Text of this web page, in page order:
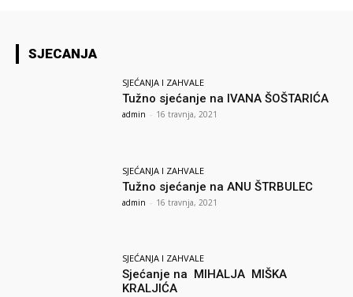
SJECANJA
SJEĆANJA I ZAHVALE
Tužno sjećanje na IVANA ŠOŠTARIĆA
admin - 16 travnja, 2021
SJEĆANJA I ZAHVALE
Tužno sjećanje na ANU ŠTRBULEC
admin - 16 travnja, 2021
SJEĆANJA I ZAHVALE
Sjećanje na MIHALJA MIŠKA
KRALJIĆA